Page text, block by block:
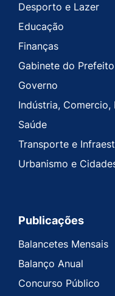
Desporto e Lazer
Educação
Finanças
Gabinete do Prefeito
Governo
Indústria, Comercio,
Saúde
Transporte e
Urbanismo e
Publicações
Balancetes Mensais
Balanço Anual
Concurso Público